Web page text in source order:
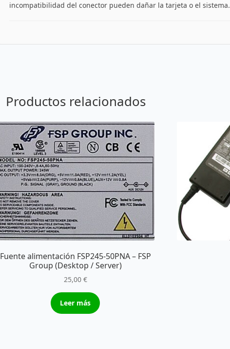
incompatibilidad del conector pueden dañar la tarjeta o el sistema.
Productos relacionados
Fuente alimentación FSP245-50PNA – FSP
Group (Desktop / Server)
25,00 €
Leer más